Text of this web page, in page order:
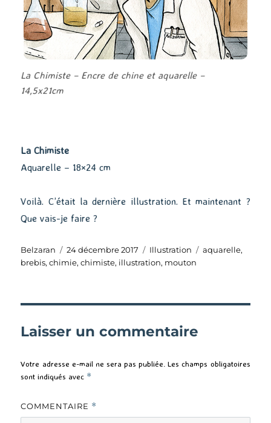
La Chimiste – Encre de chine et aquarelle –
14,5x21cm
La Chimiste
Aquarelle – 18×24 cm
Voilà. C’était la dernière illustration. Et maintenant ?
Que vais-je faire ?
Auteur
Belzaran
Publié
le
24 décembre 2017 Catégories
Illustration Étiquettes
aquarelle,
brebis,chimie,chimiste, illustration, mouton
Laisser un commentaire
Votre adresse e-mail ne sera pas publiée. Les champs obligatoires
sont indiqués avec *
COMMENTAIRE *